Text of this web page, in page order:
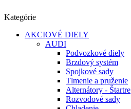
Kategórie
AKCIOVÉ DIELY
AUDI
Podvozkové diely
Brzdový systém
Spojkové sady
Tlmenie a pruženie
Alternátory - Štartre
Rozvodové sady